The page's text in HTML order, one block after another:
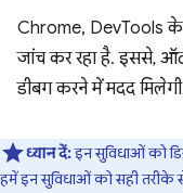
Chrome, DevTools के
जांच कर रहा है. इससे,
डीबग करने में मदद
ध्यान दें:इन सुविधाओं को
हमें इन सुविधाओं को सही